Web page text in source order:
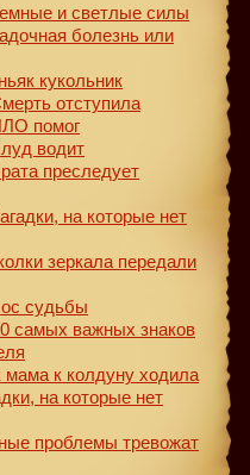
и светлые силы
болезнь или
кукольник
отступила
помог
водит
преследует
на которые нет
зеркала передали
судьбы
самых важных знаков
мама к колдуну ходила
на которые нет
проблемы тревожат